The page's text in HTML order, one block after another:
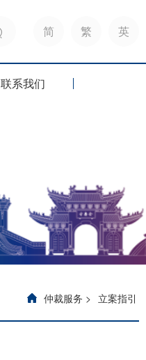
简 繁 英
联系我们
仲裁服务 > 立案指引